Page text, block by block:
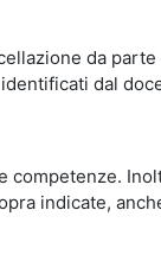
da parte
dal
competenze.
indicate,